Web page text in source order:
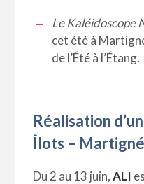
Le Kaléidoscope
cet été à
de l’Été à l’Étang.
Réalisation
Îlots –
Du 2 au 13 juin,ALI